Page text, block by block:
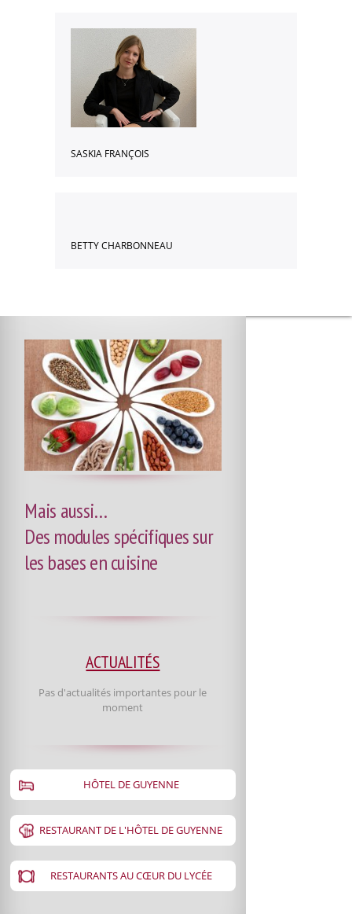
SASKIA FRANÇOIS
BETTY CHARBONNEAU
Mais aussi…
Des modules spécifiques sur
les bases en cuisine
ACTUALITÉS
Pas d'actualités importantes pour le
moment
HÔTEL DE GUYENNE
RESTAURANT DE L'HÔTEL DE GUYENNE
RESTAURANTS AU CŒUR DU LYCÉE